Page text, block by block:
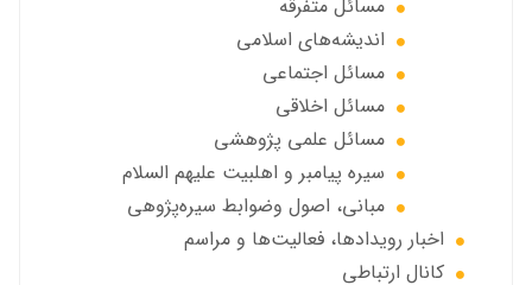
مسائل متفرقه
انديشه‌هاي اسلامي
مسائل اجتماعي
مسائل اخلاقي
مسائل علمی پژوهشی
سيره پيامبر و اهلبيت علیهم السلام
مبانی، اصول وضوابط سيره‌پژوهی
اخبار رويدادها، فعاليت‌ها و مراسم
كانال ارتباطي